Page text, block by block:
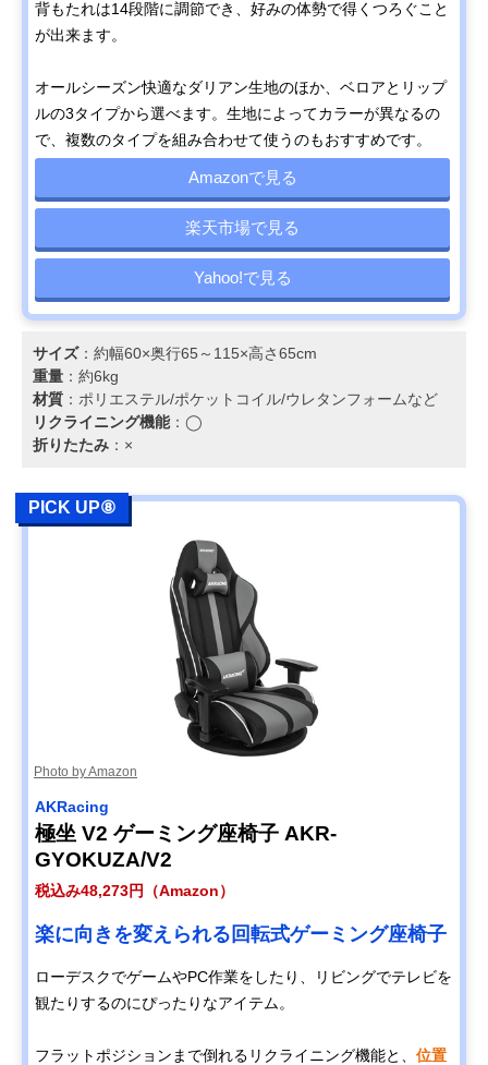
背もたれは14段階に調節でき、好みの体勢で得くつろぐこと
が出来ます。
オールシーズン快適なダリアン生地のほか、ベロアとリップ
ルの3タイプから選べます。生地によってカラーが異なるの
で、複数のタイプを組み合わせて使うのもおすすめです。
Amazonで見る
楽天市場で見る
Yahoo!で見る
サイズ：約幅60×奥行65～115×高さ65cm
重量 ：約6kg
材質 ：ポリエステル/ポケットコイル/ウレタンフォームなど
リクライニング機能：◯
折りたたみ ：×
PICK UP⑧
Photo by Amazon
AKRacing
極坐 V2 ゲーミング座椅子 AKR-
GYOKUZA/V2
税込み48,273円（Amazon）
楽に向きを変えられる回転式ゲーミング座椅子
ローデスクでゲームやPC作業をしたり、リビングでテレビを
観たりするのにぴったりなアイテム。
フラットポジションまで倒れるリクライニング機能と、 位置